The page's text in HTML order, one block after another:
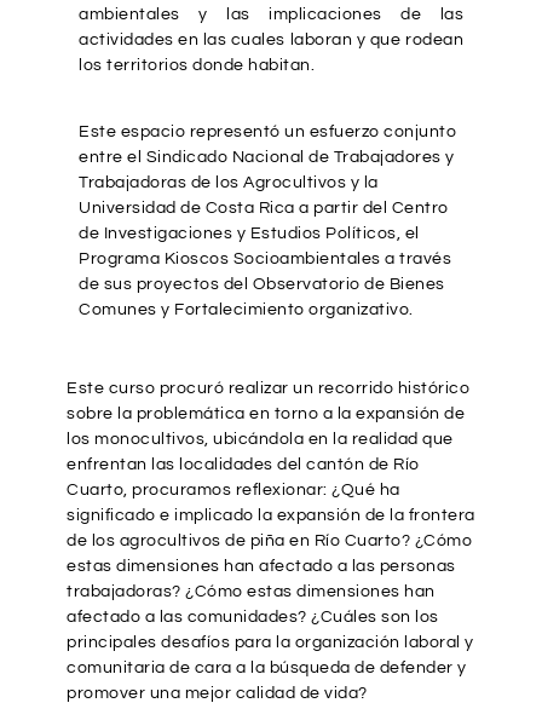
ambientales y las implicaciones de las
actividades en las cuales laboran y que rodean
los territorios donde habitan.
Este espacio representó un esfuerzo conjunto
entre el Sindicado Nacional de Trabajadores y
Trabajadoras de los Agrocultivos y la
Universidad de Costa Rica a partir del Centro
de Investigaciones y Estudios Políticos, el
Programa Kioscos Socioambientales a través
de sus proyectos del Observatorio de Bienes
Comunes y Fortalecimiento organizativo.
Este curso procuró realizar un recorrido histórico
sobre la problemática en torno a la expansión de
los monocultivos, ubicándola en la realidad que
enfrentan las localidades del cantón de Río
Cuarto, procuramos reflexionar: ¿Qué ha
significado e implicado la expansión de la frontera
de los agrocultivos de piña en Río Cuarto? ¿Cómo
estas dimensiones han afectado a las personas
trabajadoras? ¿Cómo estas dimensiones han
afectado a las comunidades? ¿Cuáles son los
principales desafíos para la organización laboral y
comunitaria de cara a la búsqueda de defender y
promover una mejor calidad de vida?